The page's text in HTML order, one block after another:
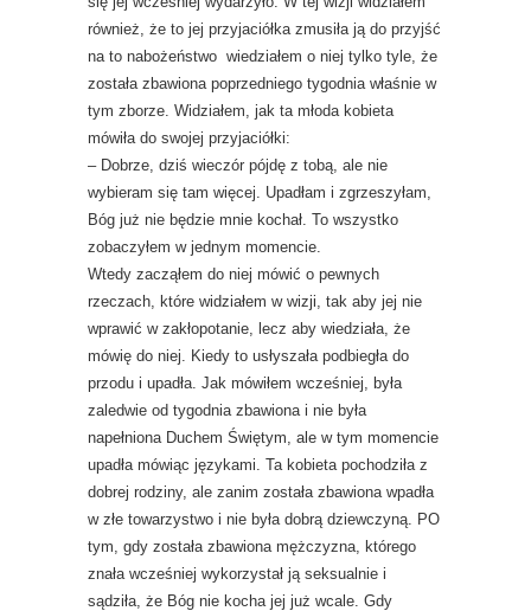
również, że to jej przyjaciółka zmusiła ją do przyjść
na to nabożeństwo wiedziałem o niej tylko tyle, że
została zbawiona poprzedniego tygodnia właśnie w
tym zborze. Widziałem, jak ta młoda kobieta
mówiła do swojej przyjaciółki:
– Dobrze, dziś wieczór pójdę z tobą, ale nie
wybieram się tam więcej. Upadłam i zgrzeszyłam,
Bóg już nie będzie mnie kochał. To wszystko
zobaczyłem w jednym momencie.
Wtedy zacząłem do niej mówić o pewnych
rzeczach, które widziałem w wizji, tak aby jej nie
wprawić w zakłopotanie, lecz aby wiedziała, że
mówię do niej. Kiedy to usłyszała podbiegła do
przodu i upadła. Jak mówiłem wcześniej, była
zaledwie od tygodnia zbawiona i nie była
napełniona Duchem Świętym, ale w tym momencie
upadła mówiąc językami. Ta kobieta pochodziła z
dobrej rodziny, ale zanim została zbawiona wpadła
w złe towarzystwo i nie była dobrą dziewczyną. PO
tym, gdy została zbawiona mężczyzna, którego
znała wcześniej wykorzystał ją seksualnie i
sądziła, że Bóg nie kocha jej już wcale. Gdy